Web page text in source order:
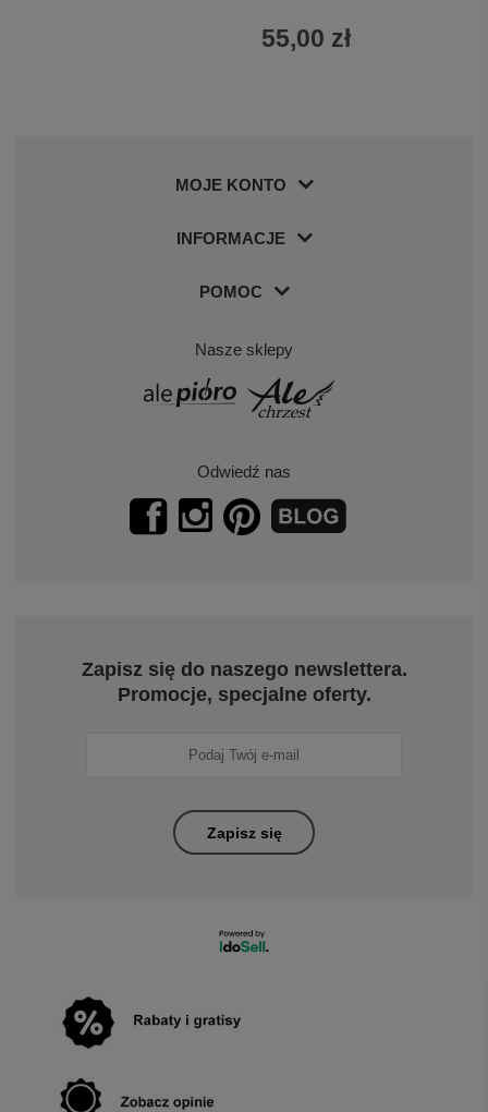
55,00 zł
MOJE KONTO
INFORMACJE
POMOC
Nasze sklepy
Odwiedź nas
Zapisz się do naszego newslettera.
Promocje, specjalne oferty.
Zapisz się